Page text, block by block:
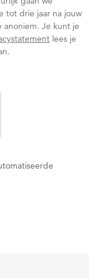
tot drie jaar na jouw
anoniem. Je kunt je
lees je